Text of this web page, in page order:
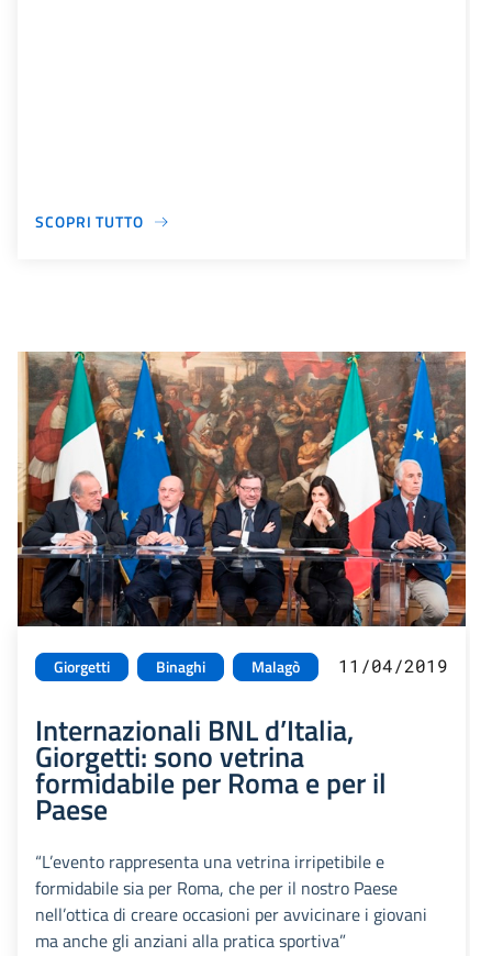
SCOPRI TUTTO
Giorgetti Binaghi Malagò 11/04/2019
Internazionali BNL d’Italia,
Giorgetti: sono vetrina
formidabile per Roma e per il
Paese
“L’evento rappresenta una vetrina irripetibile e
formidabile sia per Roma, che per il nostro Paese
nell’ottica di creare occasioni per avvicinare i giovani
ma anche gli anziani alla pratica sportiva”